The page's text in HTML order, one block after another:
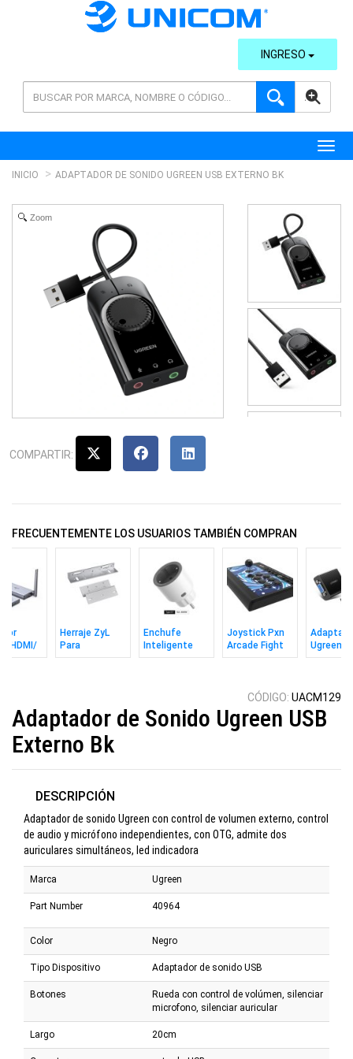
AVANZADA
INGRESO
INICIO ADAPTADOR DE SONIDO UGREEN USB EXTERNO BK
Zoom
COMPARTIR:
FRECUENTEMENTE LOS USUARIOS TAMBIÉN COMPRAN
HDMI/
a
Herraje ZyL
Para
Magnético
Enchufe
Inteligente
Sonoff
Joystick Pxn
Arcade Fight
Stick 008
Ugreen
VGA +
CÓDIGO: UACM129
Adaptador de Sonido Ugreen USB
Externo Bk
DESCRIPCIÓN
Adaptador de sonido Ugreen con control de volumen externo, control
de audio y micrófono independientes, con OTG, admite dos
auriculares simultáneos, led indicadora
Marca Ugreen
Part Number 40964
Color Negro
Tipo Dispositivo Adaptador de sonido USB
Botones
Rueda con control de volúmen, silenciar
microfono, silenciar auricular
Largo 20cm